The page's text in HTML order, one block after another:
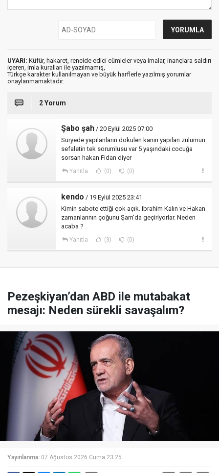
UYARI: Küfür, hakaret, rencide edici cümleler veya imalar, inançlara saldırı
içeren, imla kuralları ile yazılmamış,
Türkçe karakter kullanılmayan ve büyük harflerle yazılmış yorumlar
onaylanmamaktadır.
2 Yorum
Şabo şah / 20 Eylül 2025 07:00
Suryede yapılanların dökülen kanın yapılan zülümün
sefaletin tek sorumlusu var 5 yaşındaki cocuğa
sorsan hakan Fidan diyer
Yanıtla (0) (0)
kendo / 19 Eylül 2025 23:41
Kimin sabote ettiği çok açık. Ibrahim Kalın ve Hakan
zamanlarının çoğunu Şam'da geçiriyorlar. Neden
acaba ?
Yanıtla (3) (0)
Pezeşkiyan’dan ABD ile mutabakat
mesajı: Neden sürekli savaşalım?
Yayınlanma: 07 Ağustos 2026 Cuma 23:25